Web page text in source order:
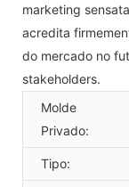
marketing
acredita
do mercado no
stakeholders.
Molde
Privado:
Tipo: